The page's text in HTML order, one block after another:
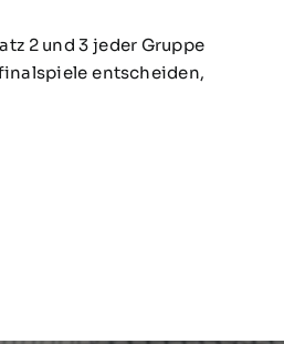
2 und 3 jeder Gruppe
entscheiden,